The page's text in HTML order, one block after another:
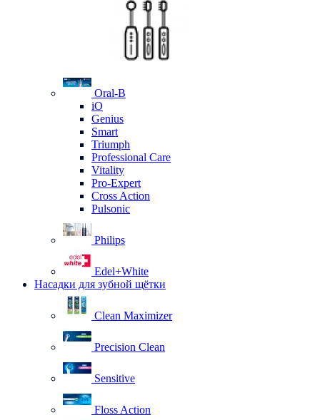
Oral-B
iO
Genius
Smart
Triumph
Professional Care
Vitality
Pro-Expert
Cross Action
Pulsonic
Philips
Edel+White
Насадки для зубной щётки
Clean Maximizer
Precision Clean
Sensitive
Floss Action